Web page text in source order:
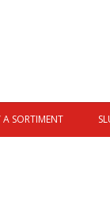
SORTIMENT